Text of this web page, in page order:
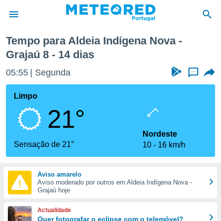
da
foi
para
e
digital
Tempo para Aldeia Indígena Nova -
Grajaú 8 - 14 dias
05:55 Segunda ...
Limpo
21°
Sensação de 21°
Nordeste
10
16 km/h
Aviso amarelo
Aviso moderado por outros em Aldeia Indígena Nova -
Grajaú hoje
Actualidade
Quer fotografar o eclipse com o telemóvel?